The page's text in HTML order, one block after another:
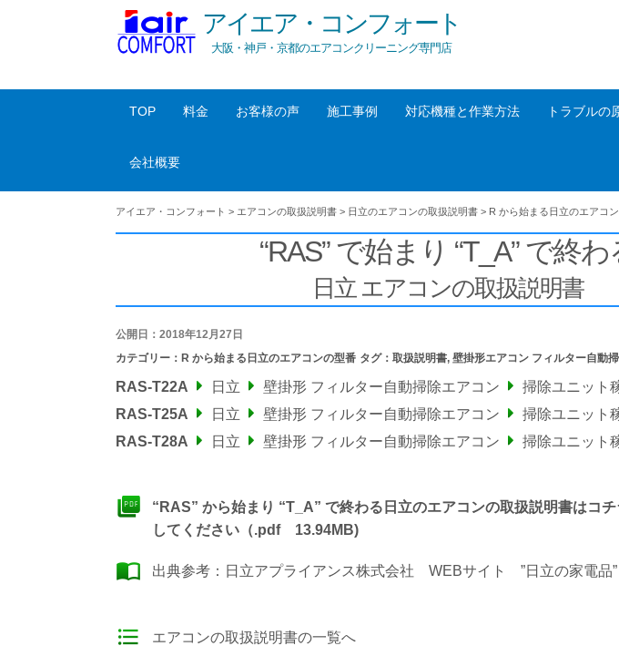
アイエア・コンフォート
大阪・神戸・京都のエアコンクリーニング専門店
TOP 料金 お客様の声 施工事例 対応機種と作業方法 トラブルの
会社概要
アイエア・コンフォート > エアコンの取扱説明書 > 日立のエアコンの取扱説明書 > R から始まる日立のエアコ
“RAS” で始まり “T_A” で終わ
日立 エアコンの取扱説明書
公開日：2018年12月27日
カテゴリー： R から始まる日立のエアコンの型番 タグ： 取扱説明書, 壁掛形エアコン フィルター自動
RAS-T22A 日立 壁掛形 フィルター自動掃除エアコン 掃除ユニット
RAS-T25A
日立 壁掛形 フィルター自動掃除エアコン 掃除ユニット
RAS-T28A
日立 壁掛形 フィルター自動掃除エアコン 掃除ユニット
“RAS” から始まり “T_A” で終わる日立のエアコンの取扱説明書はコチ
してください（.pdf 13.94MB)
出典参考： 日立アプライアンス株式会社 WEBサイト ”日立の家電品”
エアコンの取扱説明書の一覧へ